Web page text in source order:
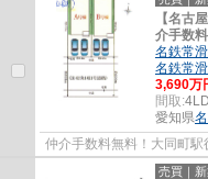
【名古
介手数
名鉄常
名鉄常
3,690万
間取:
愛知県
仲介手数料無料！大同町
売買｜